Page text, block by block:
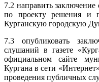
7.2 направить
по проекту решения и
Курганскую городскую
7.3 опубликовать
слушаний в газете
официальном сайте
Кургана в сети
проведения публичных